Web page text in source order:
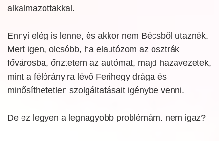
alkalmazottakkal.
Ennyi elég is lenne, és akkor nem Bécsből utaznék.
Mert igen, olcsóbb, ha elautózom az osztrák
fővárosba, őriztetem az autómat, majd hazavezetek,
mint a félórányira lévő Ferihegy drága és
minősíthetetlen szolgáltatásait igénybe venni.
De ez legyen a legnagyobb problémám, nem igaz?